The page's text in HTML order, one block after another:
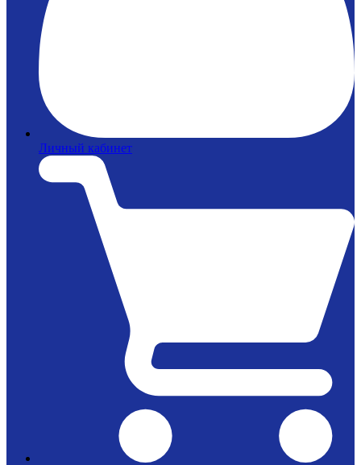
Личный кабинет